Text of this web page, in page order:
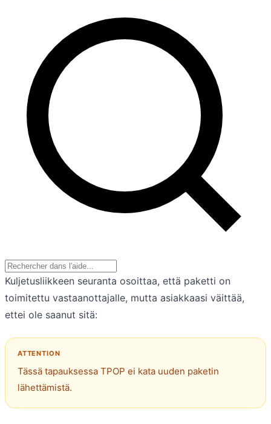
Kuljetusliikkeen seuranta osoittaa, että paketti on
toimitettu vastaanottajalle, mutta asiakkaasi väittää,
ettei ole saanut sitä:
Tässä tapauksessa TPOP ei kata uuden paketin
lähettämistä.